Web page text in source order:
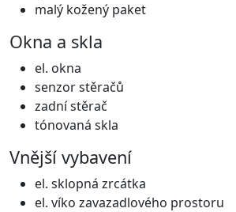
malý kožený paket
Okna a skla
el. okna
senzor stěračů
zadní stěrač
tónovaná skla
Vnější vybavení
el. sklopná zrcátka
el. víko zavazadlového prostoru